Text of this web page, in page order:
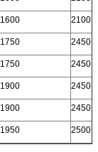
1600
1750
1750
1900
1900
1950